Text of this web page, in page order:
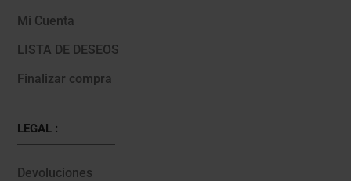
Mi Cuenta
LISTA DE DESEOS
Finalizar compra
LEGAL :
Devoluciones